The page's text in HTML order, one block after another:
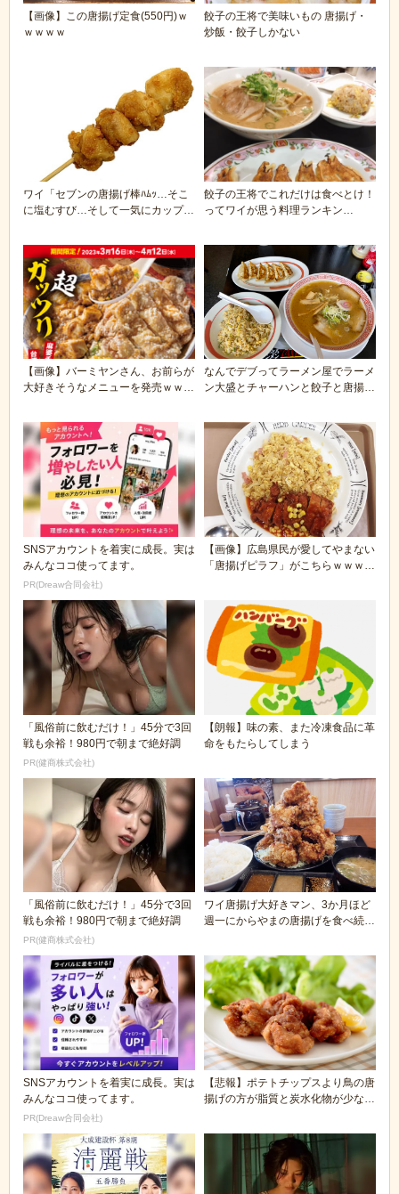
【画像】この唐揚げ定食(550円)ｗ
ｗｗｗｗ
餃子の王将で美味いもの 唐揚げ・
炒飯・餃子しかない
ワイ「セブンの唐揚げ棒ﾊﾑｯ…そこ
に塩むすび…そして一気にカップラ
餃子の王将でこれだけは食べとけ！
ってワイが思う料理ランキン
【画像】バーミヤンさん、お前らが
大好きそうなメニューを発売ｗｗｗ
なんでデブってラーメン屋でラーメ
ン大盛とチャーハンと餃子と唐揚げ
SNSアカウントを着実に成長。実は
みんなココ使ってます。
PR(Dreaw合同会社)
【画像】広島県民が愛してやまない
「唐揚げピラフ」がこちらｗｗｗｗ
「風俗前に飲むだけ！」45分で3回
戦も余裕！980円で朝まで絶好調
PR(健商株式会社)
【朗報】味の素、また冷凍食品に革
命をもたらしてしまう
「風俗前に飲むだけ！」45分で3回
戦も余裕！980円で朝まで絶好調
PR(健商株式会社)
ワイ唐揚げ大好きマン、3か月ほど
週一にからやまの唐揚げを食べ続け
SNSアカウントを着実に成長。実は
みんなココ使ってます。
PR(Dreaw合同会社)
【悲報】ポテトチップスより鳥の唐
揚げの方が脂質と炭水化物が少ない